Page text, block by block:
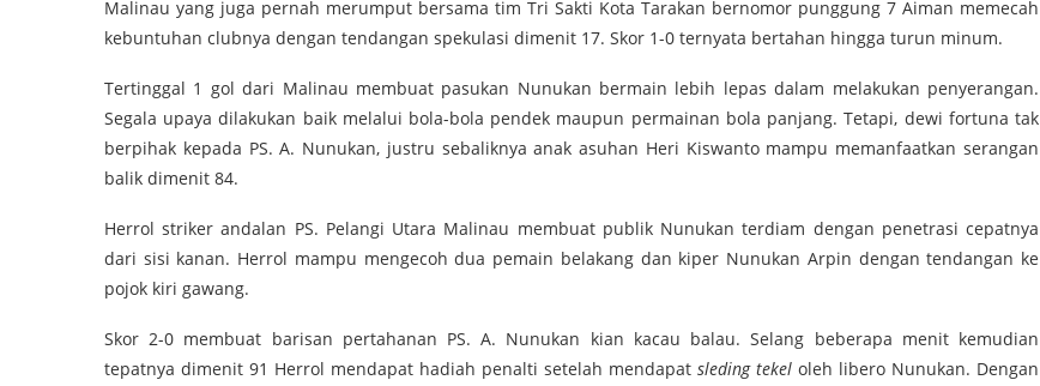
Malinau yang juga pernah merumput bersama tim Tri Sakti Kota Tarakan bernomor punggung 7 Aiman memecah
kebuntuhan clubnya dengan tendangan spekulasi dimenit 17. Skor 1-0 ternyata bertahan hingga turun minum.
Tertinggal 1 gol dari Malinau membuat pasukan Nunukan bermain lebih lepas dalam melakukan penyerangan.
Segala upaya dilakukan baik melalui bola-bola pendek maupun permainan bola panjang. Tetapi, dewi fortuna tak
berpihak kepada PS. A. Nunukan, justru sebaliknya anak asuhan Heri Kiswanto mampu memanfaatkan serangan
balik dimenit 84.
Herrol striker andalan PS. Pelangi Utara Malinau membuat publik Nunukan terdiam dengan penetrasi cepatnya
dari sisi kanan. Herrol mampu mengecoh dua pemain belakang dan kiper Nunukan Arpin dengan tendangan ke
pojok kiri gawang.
Skor 2-0 membuat barisan pertahanan PS. A. Nunukan kian kacau balau. Selang beberapa menit kemudian
tepatnya dimenit 91 Herrol mendapat hadiah penalti setelah mendapat sleding tekel oleh libero Nunukan. Dengan